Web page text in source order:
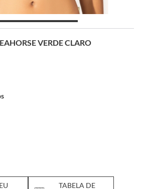
VERDE CLARO
TABELA DE